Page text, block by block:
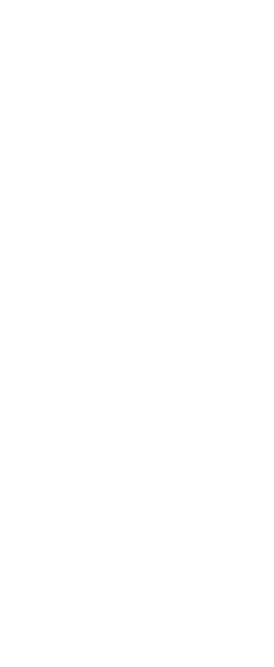
Usted puede ocultar
Le permite agregar y
máscara de fondo (esa zona
de cámara) y también agregar